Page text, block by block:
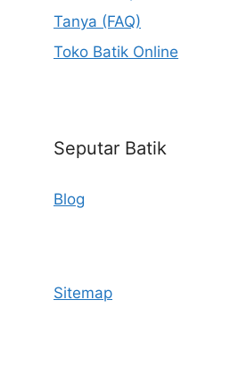
Tanya (FAQ)
Toko Batik Online
Seputar Batik
Blog
Sitemap